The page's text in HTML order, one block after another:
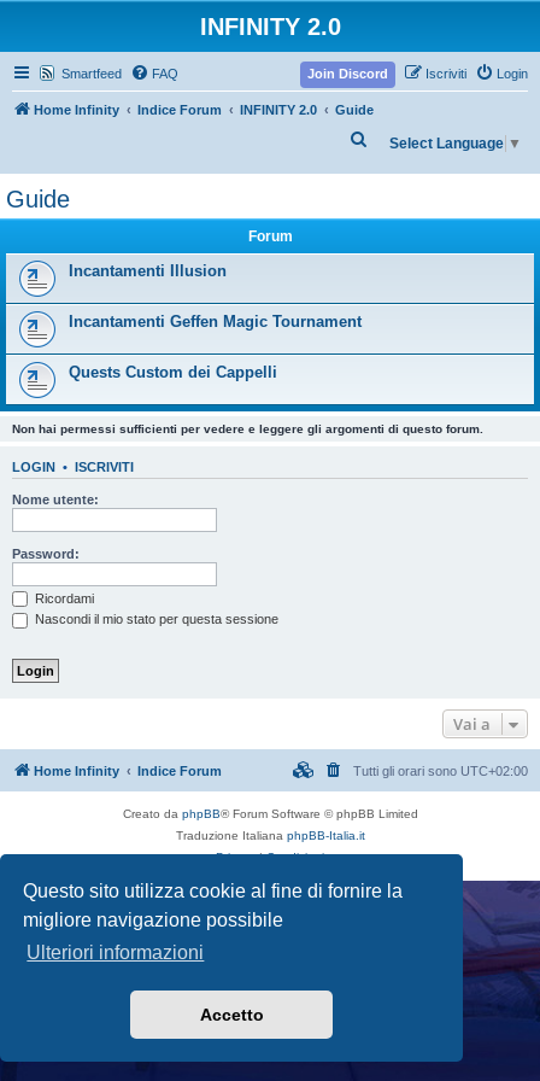
Questo sito utilizza cookie al fine di fornire la
migliore navigazione possibile
Ulteriori informazioni
Accetto
INFINITY 2.0
Smartfeed FAQ Login
Iscriviti
Join Discord
Home Infinity Indice Forum INFINITY 2.0 Guide
Select Language ▼
c
a
Guide
Forum
Incantamenti Illusion
Incantamenti Geffen Magic Tournament
Quests Custom dei Cappelli
Non hai permessi sufficienti per vedere e leggere gli argomenti di questo forum.
LOGIN • ISCRIVITI
Nome utente:
Password:
Ricordami
Nascondi il mio stato per questa sessione
Vai a
Home Infinity Indice Forum Tutti gli orari sono UTC+02:00
Creato da phpBB® Forum Software © phpBB Limited
Traduzione Italiana phpBB-Italia.it
Privacy|Condizioni